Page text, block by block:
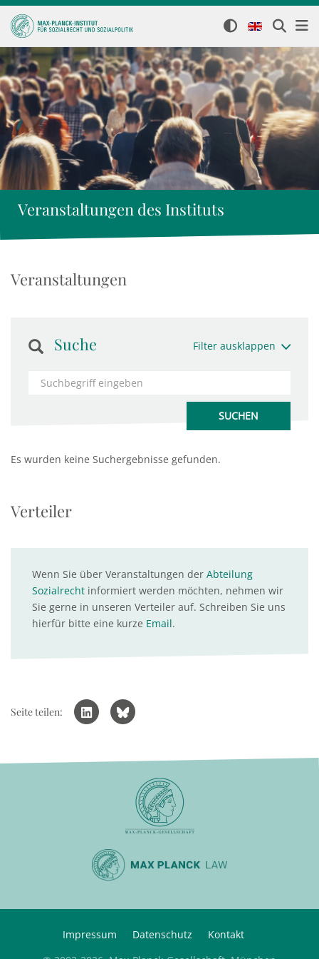
Veranstaltungen des Instituts
Veranstaltungen
Suche Filter ausklappen
Es wurden keine Suchergebnisse gefunden.
Verteiler
Wenn Sie über Veranstaltungen der Abteilung
Sozialrecht informiert werden möchten, nehmen wir
Sie gerne in unseren Verteiler auf. Schreiben Sie uns
hierfür bitte eine kurze Email.
Seite teilen:
Impressum Datenschutz
Kontakt